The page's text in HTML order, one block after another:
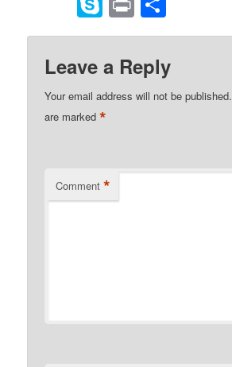
Leave a Reply
Your email address will not be published.
are marked*
Comment *